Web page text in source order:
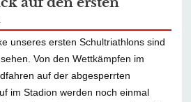
unseres ersten Schultriathlons sind
Von den Wettkämpfen im
auf der abgesperrten
im Stadion werden noch einmal